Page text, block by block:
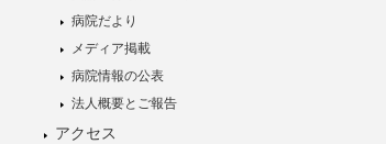
病院だより
メディア掲載
病院情報の公表
法人概要とご報告
アクセス